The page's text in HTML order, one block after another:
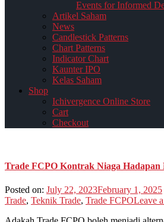
Events for Informed
Artikel Saham
News
Candlestick Patterns
Chart Patterns
Indicator Chart
Kaunter IPO
Kelas Saham
Shop
Ichivergence Online Store
Cart
Checkout
Trade FCPO Kontrak Niaga
Posted on: July 22, 2023February 1, 2025
Trade, Teknik Trade, Trade FCPOLeave